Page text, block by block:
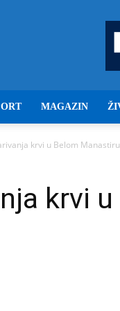
MAGAZIN
krvi u Belom Manastiru
krvi